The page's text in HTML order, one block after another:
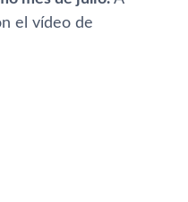
el ví­deo de